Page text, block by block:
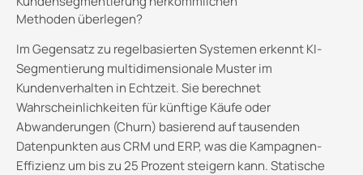
Methoden überlegen?
Im Gegensatz zu regelbasierten Systemen erkennt KI-
Segmentierung multidimensionale Muster im
Kundenverhalten in Echtzeit. Sie berechnet
Wahrscheinlichkeiten für künftige Käufe oder
Abwanderungen (Churn) basierend auf tausenden
Datenpunkten aus CRM und ERP, was die Kampagnen-
Effizienz um bis zu 25 Prozent steigern kann. Statische